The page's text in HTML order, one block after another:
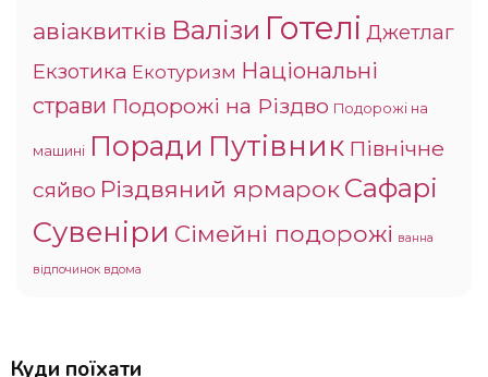
авіаквитків Валізи Готелі Джетлаг
Екзотика Екотуризм Національні
страви Подорожі на Різдво Подорожі на
машині Поради Путівник Північне
сяйво Різдвяний ярмарокСафарі
Сувеніри Сімейні подорожі ванна
відпочинок вдома
Куди поїхати